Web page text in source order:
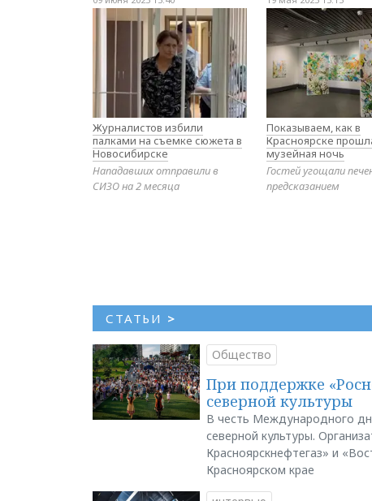
Журналистов избили
палками на съемке сюжета в
Новосибирске
Нападавших отправили в
СИЗО на 2 месяца
Показываем, как в
Красноярске
музейная ночь
Гостей угощали
предсказанием
СТАТЬИ >
Общество
При поддержке
северной культуры
В честь Международного
северной культуры.
Красноярскнефтегаз» и
Красноярском крае